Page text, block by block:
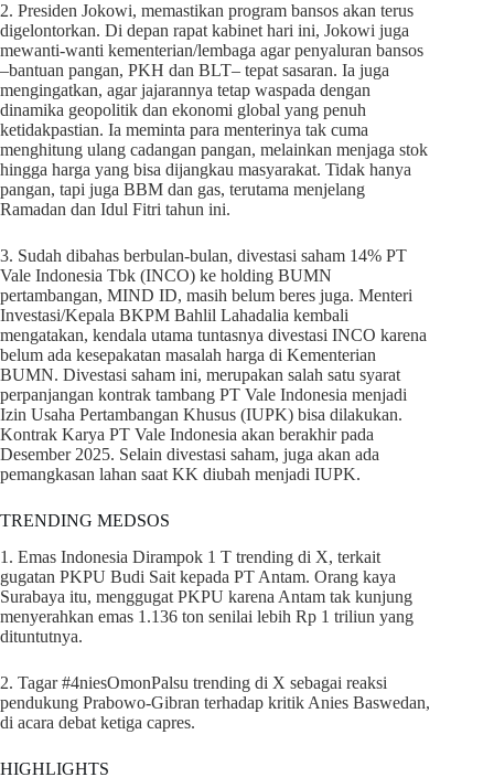
2. Presiden Jokowi, memastikan program bansos akan terus
digelontorkan. Di depan rapat kabinet hari ini, Jokowi juga
mewanti-wanti kementerian/lembaga agar penyaluran bansos
–bantuan pangan, PKH dan BLT– tepat sasaran. Ia juga
mengingatkan, agar jajarannya tetap waspada dengan
dinamika geopolitik dan ekonomi global yang penuh
ketidakpastian. Ia meminta para menterinya tak cuma
menghitung ulang cadangan pangan, melainkan menjaga stok
hingga harga yang bisa dijangkau masyarakat. Tidak hanya
pangan, tapi juga BBM dan gas, terutama menjelang
Ramadan dan Idul Fitri tahun ini.
3. Sudah dibahas berbulan-bulan, divestasi saham 14% PT
Vale Indonesia Tbk (INCO) ke holding BUMN
pertambangan, MIND ID, masih belum beres juga. Menteri
Investasi/Kepala BKPM Bahlil Lahadalia kembali
mengatakan, kendala utama tuntasnya divestasi INCO karena
belum ada kesepakatan masalah harga di Kementerian
BUMN. Divestasi saham ini, merupakan salah satu syarat
perpanjangan kontrak tambang PT Vale Indonesia menjadi
Izin Usaha Pertambangan Khusus (IUPK) bisa dilakukan.
Kontrak Karya PT Vale Indonesia akan berakhir pada
Desember 2025. Selain divestasi saham, juga akan ada
pemangkasan lahan saat KK diubah menjadi IUPK.
TRENDING MEDSOS
1. Emas Indonesia Dirampok 1 T trending di X, terkait
gugatan PKPU Budi Sait kepada PT Antam. Orang kaya
Surabaya itu, menggugat PKPU karena Antam tak kunjung
menyerahkan emas 1.136 ton senilai lebih Rp 1 triliun yang
dituntutnya.
2. Tagar #4niesOmonPalsu trending di X sebagai reaksi
pendukung Prabowo-Gibran terhadap kritik Anies Baswedan,
di acara debat ketiga capres.
HIGHLIGHTS